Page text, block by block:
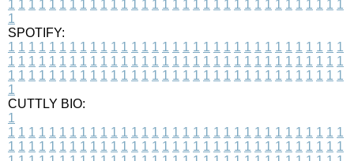
1 1 1 1 1 1 1 1 1 1 1 1 1 1 1 1 1 1 1 1 1 1 1 1 1 1 1 1 1 1 1 1 1
1
SPOTIFY:
1 1 1 1 1 1 1 1 1 1 1 1 1 1 1 1 1 1 1 1 1 1 1 1 1 1 1 1 1 1 1 1 1
1 1 1 1 1 1 1 1 1 1 1 1 1 1 1 1 1 1 1 1 1 1 1 1 1 1 1 1 1 1 1 1 1
1 1 1 1 1 1 1 1 1 1 1 1 1 1 1 1 1 1 1 1 1 1 1 1 1 1 1 1 1 1 1 1 1
1
CUTTLY BIO:
1
1 1 1 1 1 1 1 1 1 1 1 1 1 1 1 1 1 1 1 1 1 1 1 1 1 1 1 1 1 1 1 1 1
1 1 1 1 1 1 1 1 1 1 1 1 1 1 1 1 1 1 1 1 1 1 1 1 1 1 1 1 1 1 1 1 1